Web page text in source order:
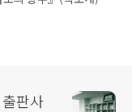
판사